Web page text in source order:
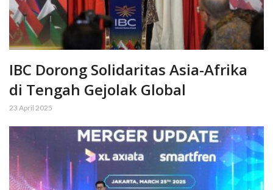
IBC Dorong Solidaritas Asia-Afrika
di Tengah Gejolak Global
23 April 2025